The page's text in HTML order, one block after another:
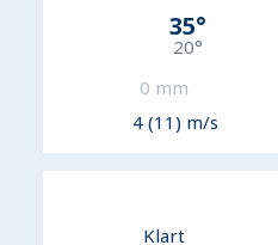
35°
20°
0 mm
4 (11) m/s
Klart